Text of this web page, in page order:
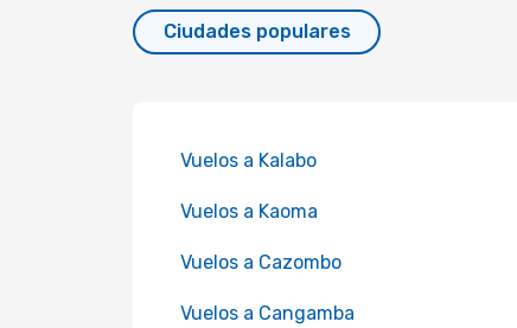
Ciudades populares
Vuelos a Kalabo
Vuelos a Kaoma
Vuelos a Cazombo
Vuelos a Cangamba